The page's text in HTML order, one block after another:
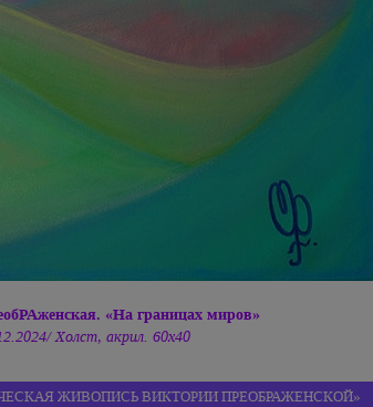
«На границах миров»
Холст, акрил. 60х40
ЖИВОПИСЬ ВИКТОРИИ ПРЕОБРАЖЕНСКОЙ»